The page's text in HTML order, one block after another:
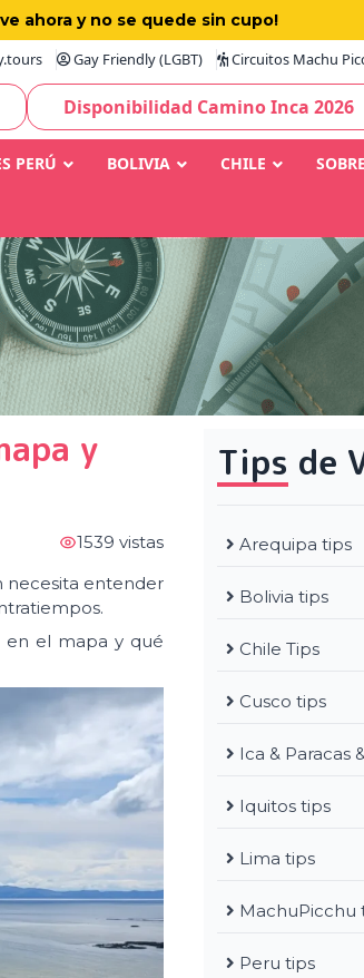
ahora y no se quede sin cupo!
Gay Friendly (LGBT) Circuitos Machu
Disponibilidad Camino Inca 2026
PERÚ BOLIVIA CHILE
y
1539 vistas
necesita entender
en el mapa y qué
Tips de
Arequipa tips
Bolivia tips
Chile Tips
Cusco tips
Ica & Paracas
Iquitos tips
Lima tips
MachuPicchu
Peru tips